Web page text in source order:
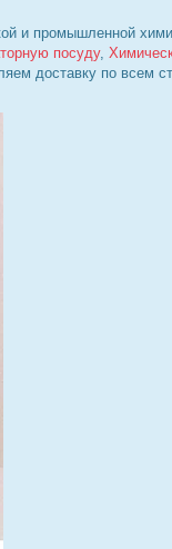
и промышленной
посуду,
доставку по всем